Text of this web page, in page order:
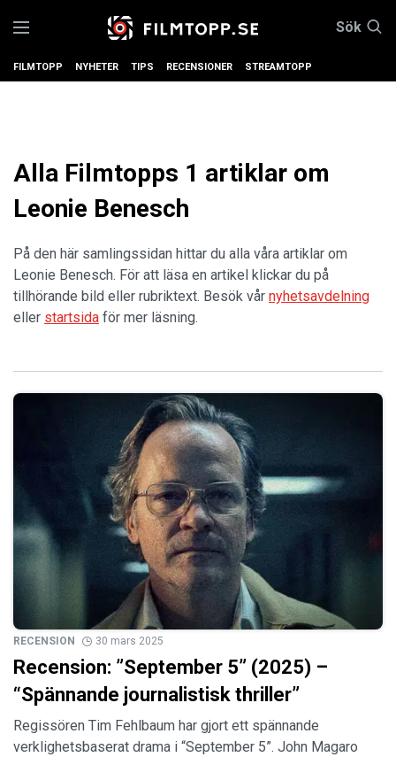
Sök
FILMTOPP NYHETER TIPS RECENSIONER STREAMTOPP
Alla Filmtopps 1 artiklar om
Leonie Benesch
På den här samlingssidan hittar du alla våra artiklar om
Leonie Benesch. För att läsa en artikel klickar du på
tillhörande bild eller rubriktext. Besök vår nyhetsavdelning
eller startsida för mer läsning.
RECENSION 30 mars 2025
Recension: ”September 5” (2025) –
“Spännande journalistisk thriller”
Regissören Tim Fehlbaum har gjort ett spännande
verklighetsbaserat drama i “September 5”. John Magaro